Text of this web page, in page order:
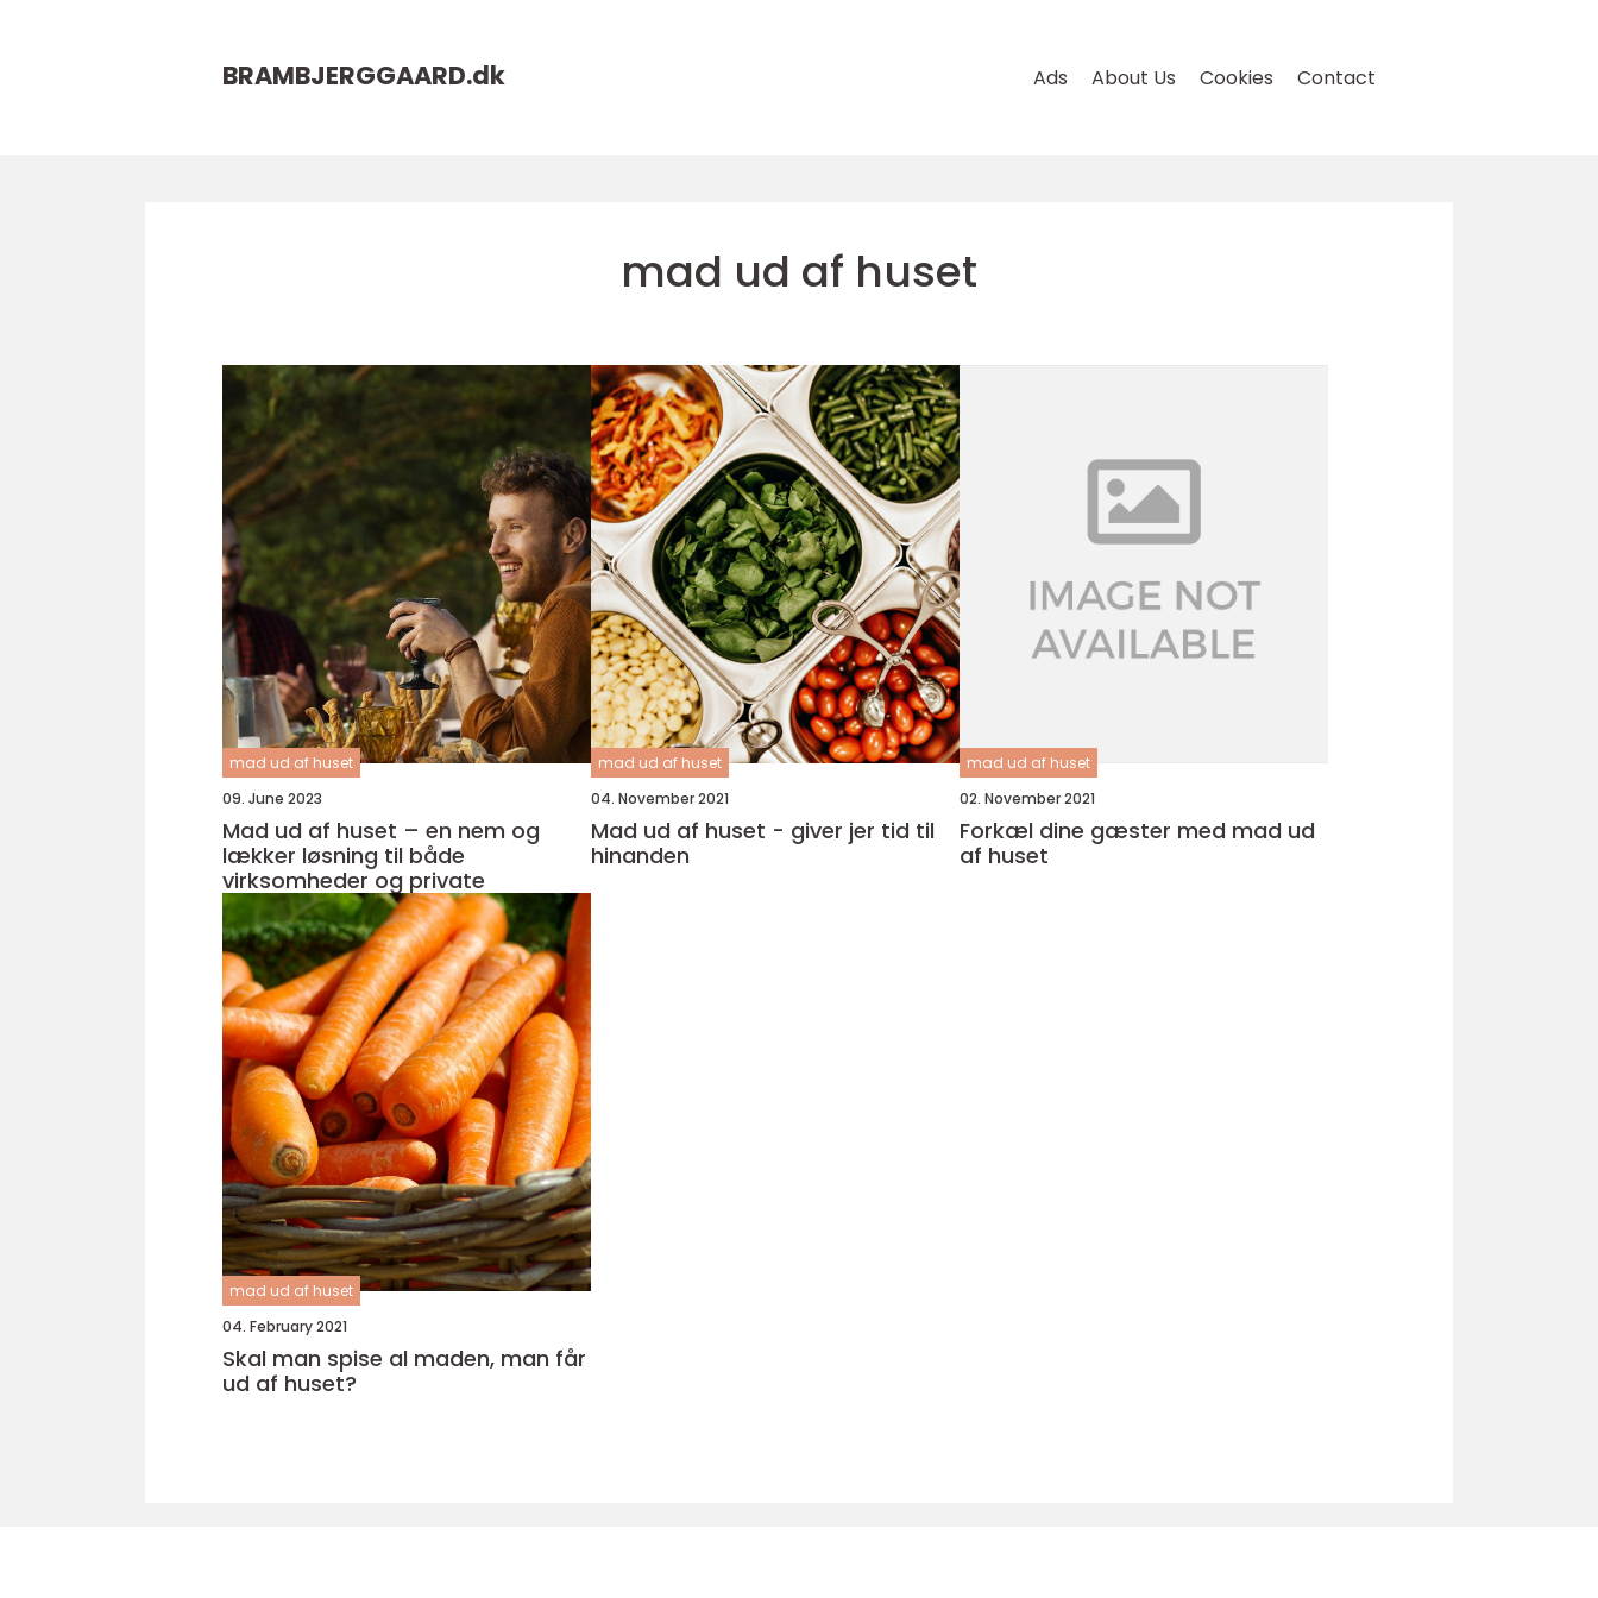
BRAMBJERGGAARD.dk Ads About Us Cookies Contact
mad ud af huset
mad ud af huset
09. June 2023
Mad ud af huset – en nem og
lækker løsning til både
virksomheder og private
mad ud af huset
04. November 2021
Mad ud af huset - giver jer tid til
hinanden
mad ud af huset
02. November 2021
Forkæl dine gæster med mad ud
af huset
mad ud af huset
04. February 2021
Skal man spise al maden, man får
ud af huset?